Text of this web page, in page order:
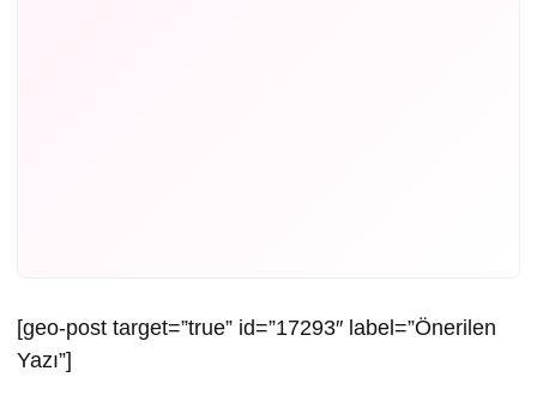
[geo-post target=”true” id=”17293″ label=”Önerilen
Yazı”]